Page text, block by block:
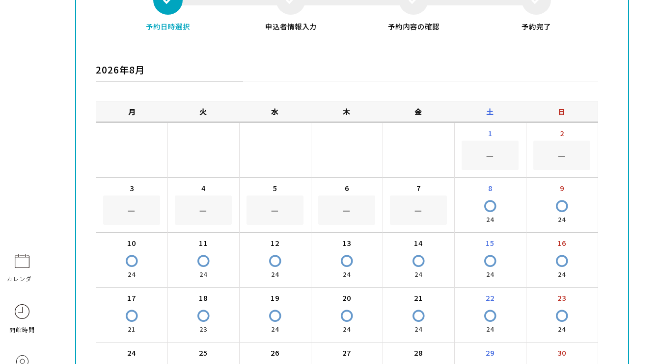
カレンダー
開館時間
予約日時選択 申込者情報入力 予約内容の確認 予約完了
2026年8月
月 火 水 木 金 土 日
1
－
2
－
3
－
4
－
5
－
6
－
7
－
8
〇
24
9
〇
24
10
〇
24
11
〇
24
12
〇
24
13
〇
24
14
〇
24
15
〇
24
16
〇
24
17
〇
21
18
〇
23
19
〇
24
20
〇
24
21
〇
24
22
〇
24
23
〇
24
24 25 26 27 28 29 30